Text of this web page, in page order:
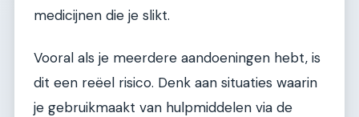
medicijnen die je slikt.
Vooral als je meerdere aandoeningen hebt, is
dit een reëel risico. Denk aan situaties waarin
je gebruikmaakt van hulpmiddelen via de